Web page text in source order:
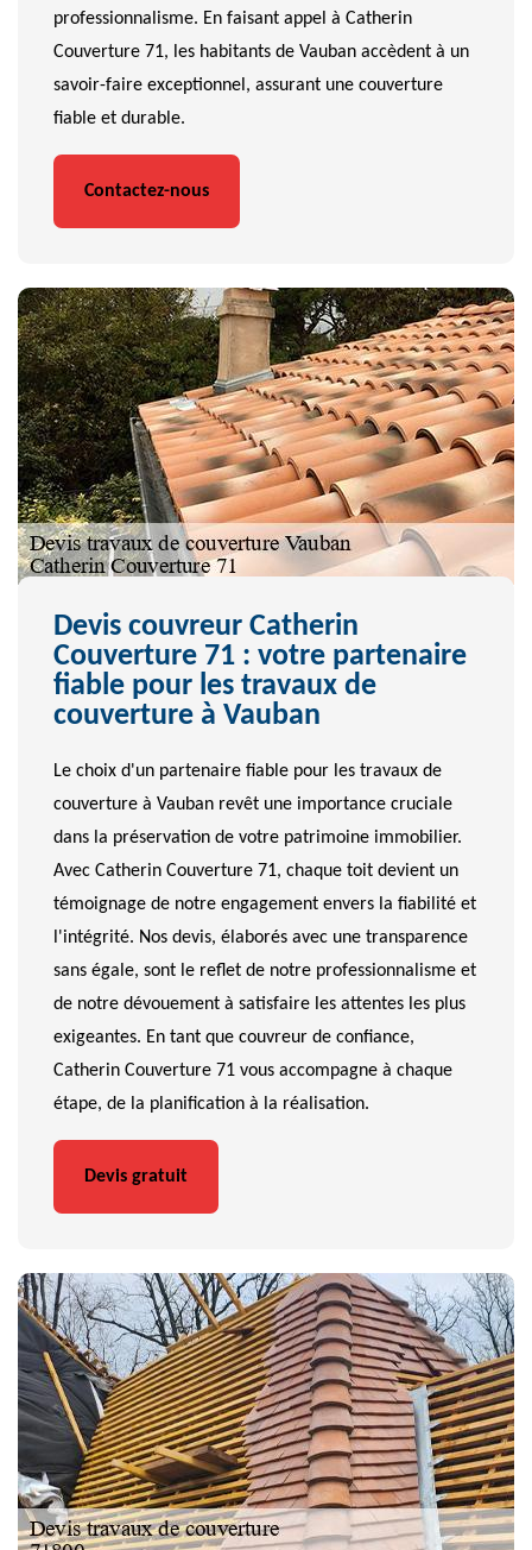
professionnalisme. En faisant appel à Catherin
Couverture 71, les habitants de Vauban accèdent à un
savoir-faire exceptionnel, assurant une couverture
fiable et durable.
Contactez-nous
Devis couvreur Catherin
Couverture 71 : votre partenaire
fiable pour les travaux de
couverture à Vauban
Le choix d'un partenaire fiable pour les travaux de
couverture à Vauban revêt une importance cruciale
dans la préservation de votre patrimoine immobilier.
Avec Catherin Couverture 71, chaque toit devient un
témoignage de notre engagement envers la fiabilité et
l'intégrité. Nos devis, élaborés avec une transparence
sans égale, sont le reflet de notre professionnalisme et
de notre dévouement à satisfaire les attentes les plus
exigeantes. En tant que couvreur de confiance,
Catherin Couverture 71 vous accompagne à chaque
étape, de la planification à la réalisation.
Devis gratuit